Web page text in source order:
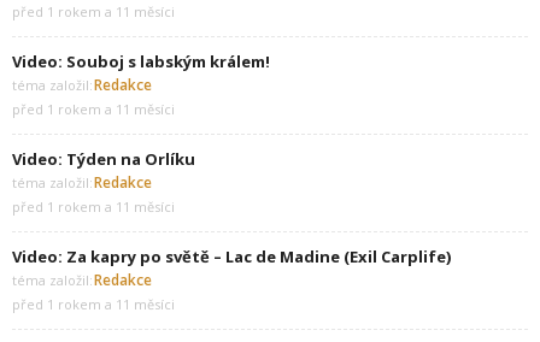
před 1 rokem a 11 měsíci
Video: Souboj s labským králem!
téma založil:Redakce
před 1 rokem a 11 měsíci
Video: Týden na Orlíku
téma založil:Redakce
před 1 rokem a 11 měsíci
Video: Za kapry po světě – Lac de Madine (Exil Carplife)
téma založil:Redakce
před 1 rokem a 11 měsíci